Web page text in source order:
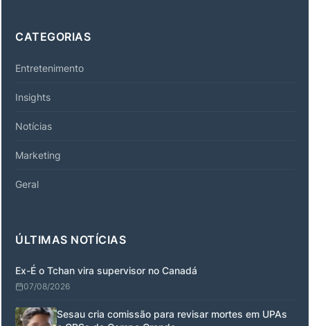
CATEGORIAS
Entretenimento
Insights
Notícias
Marketing
Geral
ÚLTIMAS NOTÍCIAS
Ex-É o Tchan vira supervisor no Canadá
07/08/2026
Sesau cria comissão para revisar mortes em UPAs